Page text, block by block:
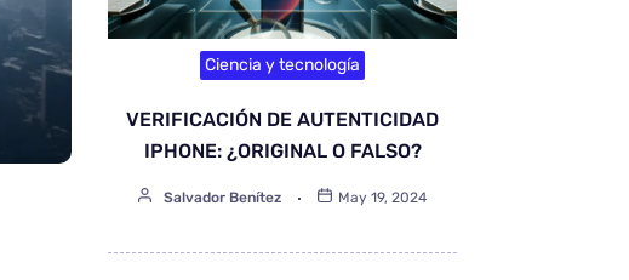
Ciencia y tecnología
VERIFICACIÓN DE AUTENTICIDAD
IPHONE: ¿ORIGINAL O FALSO?
Salvador Benítez May 19, 2024